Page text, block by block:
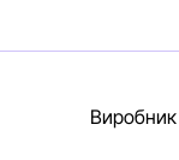
Виробник